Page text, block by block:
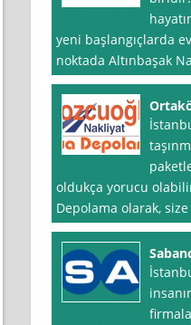
yeni başlangıçlarda
noktada Altınbaşak
oldukça yorucu
Depolama olarak,